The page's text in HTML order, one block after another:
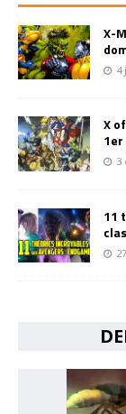
X-
4
X
3
11